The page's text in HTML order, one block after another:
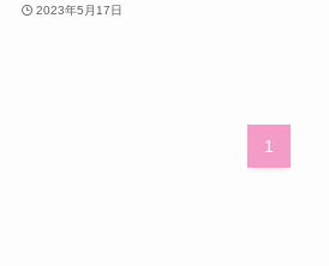
2023年5月17日
1